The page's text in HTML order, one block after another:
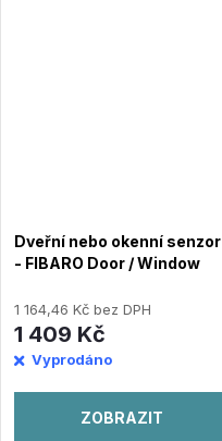
Dveřní nebo okenní senzor
- FIBARO Door / Window
ZW5) - Bílý
1 164,46 Kč bez DPH
1 409 Kč
Vyprodáno
ZOBRAZIT